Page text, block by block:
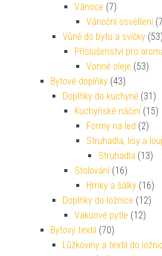
Vánoce (7)
Vánoční osvětlení
Vůně do bytu a svíčky (53)
Příslušenství pro
Vonné oleje (53)
Bytové doplňky (43)
Doplňky do kuchyně (31)
Kuchyňské náčiní (15)
Formy na led (2)
Struhadla, lisy a
Struhadla (13)
Stolování (16)
Hrnky a šálky (16)
Doplňky do ložnice (12)
Vakuové pytle (12)
Bytový textil (70)
Lůžkoviny a textil do